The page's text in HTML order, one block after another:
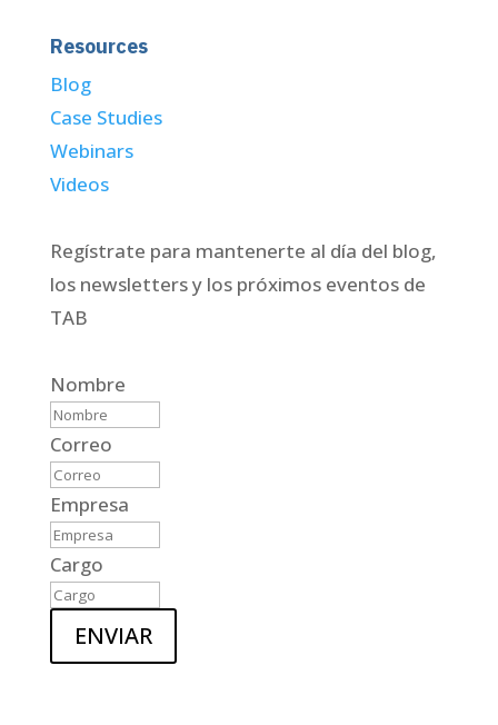
Resources
Blog
Case Studies
Webinars
Videos
Regístrate para mantenerte al día del blog,
los newsletters y los próximos eventos de
TAB
Nombre
Correo
Empresa
Cargo
ENVIAR